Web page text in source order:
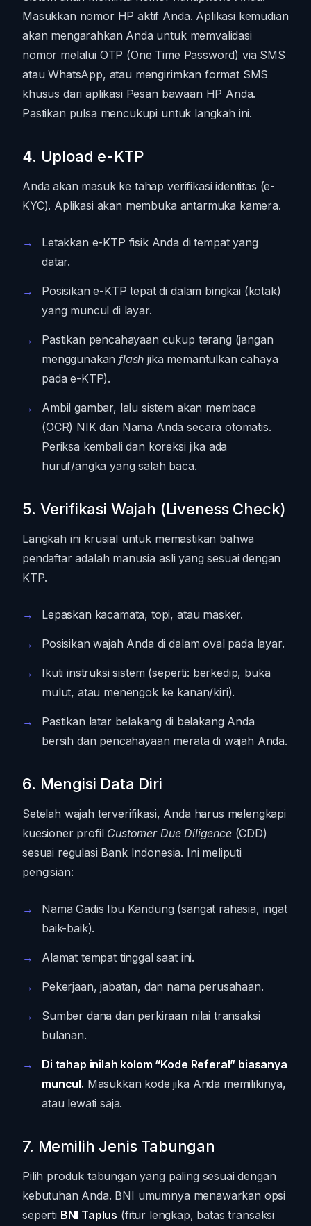
Masukkan nomor HP aktif Anda. Aplikasi kemudian
akan mengarahkan Anda untuk memvalidasi
nomor melalui OTP (One Time Password) via SMS
atau WhatsApp, atau mengirimkan format SMS
khusus dari aplikasi Pesan bawaan HP Anda.
Pastikan pulsa mencukupi untuk langkah ini.
4. Upload e-KTP
Anda akan masuk ke tahap verifikasi identitas (e-
KYC). Aplikasi akan membuka antarmuka kamera.
Letakkan e-KTP fisik Anda di tempat yang
datar.
Posisikan e-KTP tepat di dalam bingkai (kotak)
yang muncul di layar.
Pastikan pencahayaan cukup terang (jangan
menggunakanflash jika memantulkan cahaya
pada e-KTP).
Ambil gambar, lalu sistem akan membaca
(OCR) NIK dan Nama Anda secara otomatis.
Periksa kembali dan koreksi jika ada
huruf/angka yang salah baca.
5. Verifikasi Wajah (Liveness Check)
Langkah ini krusial untuk memastikan bahwa
pendaftar adalah manusia asli yang sesuai dengan
KTP.
Lepaskan kacamata, topi, atau masker.
Posisikan wajah Anda di dalam oval pada layar.
Ikuti instruksi sistem (seperti: berkedip, buka
mulut, atau menengok ke kanan/kiri).
Pastikan latar belakang di belakang Anda
bersih dan pencahayaan merata di wajah Anda.
6. Mengisi Data Diri
Setelah wajah terverifikasi, Anda harus melengkapi
kuesioner profil Customer Due Diligence(CDD)
sesuai regulasi Bank Indonesia. Ini meliputi
pengisian:
Nama Gadis Ibu Kandung (sangat rahasia, ingat
baik-baik).
Alamat tempat tinggal saat ini.
Pekerjaan, jabatan, dan nama perusahaan.
Sumber dana dan perkiraan nilai transaksi
bulanan.
Di tahap inilah kolom “Kode Referal” biasanya
muncul. Masukkan kode jika Anda memilikinya,
atau lewati saja.
7. Memilih Jenis Tabungan
Pilih produk tabungan yang paling sesuai dengan
kebutuhan Anda. BNI umumnya menawarkan opsi
seperti BNI Taplus (fitur lengkap, batas transaksi